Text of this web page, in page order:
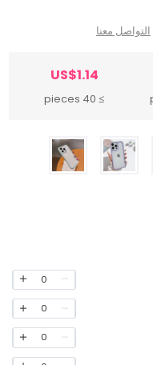
التواصل معنا
US$1.14
≥ 40 pieces
0
0
0